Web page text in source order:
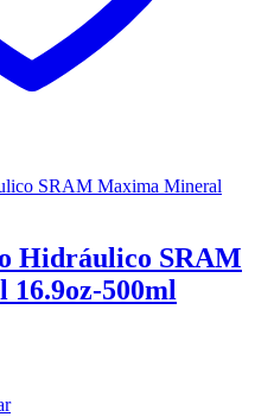
Hidráulico SRAM
500ml